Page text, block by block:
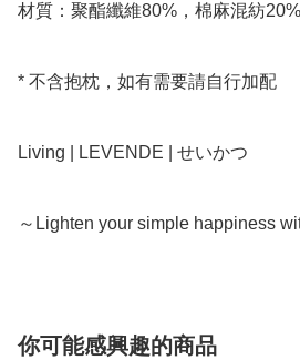
材質：聚酯纖維80%，棉麻混紡20%
* 不含抱枕，如有需要請自行加配
Living | LEVENDE | せいかつ
～Lighten your simple happiness
你可能感興趣的商品